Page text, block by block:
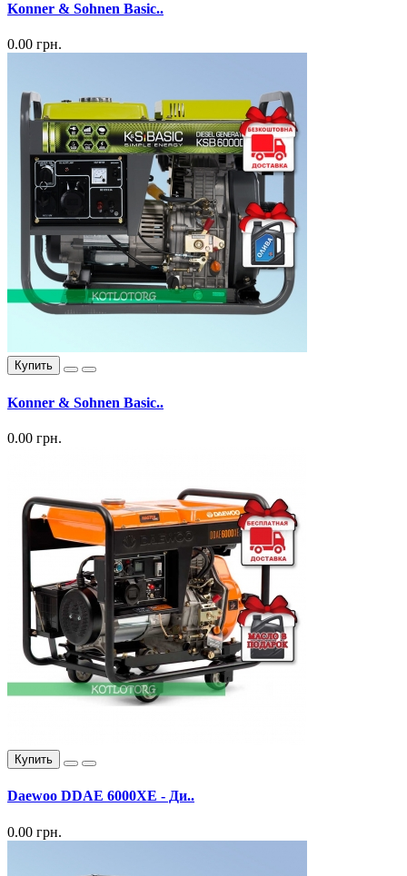
Konner & Sohnen Basic..
0.00 грн.
Купить
Konner & Sohnen Basic..
0.00 грн.
Купить
Daewoo DDAE 6000XE - Ди..
0.00 грн.